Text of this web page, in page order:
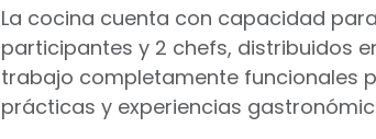
La cocina cuenta con capacidad
participantes y 2 chefs, distribuidos
trabajo completamente funcionales
prácticas y experiencias